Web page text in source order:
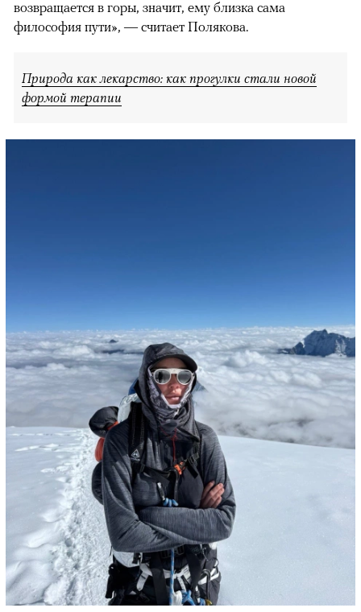
возвращается в горы, значит, ему близка сама
философия пути», — считает Полякова.
Природа как лекарство: как прогулки стали новой
формой терапии